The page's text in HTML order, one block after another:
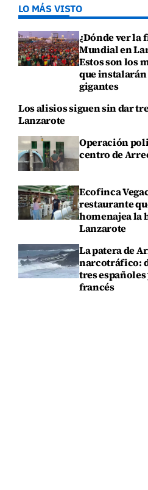
LO MÁS VISTO
¿Dónde ver la
Mundial en
Estos son los
que
gigantes
Los alisios siguen sin dar
Lanzarote
Operación
centro de
Ecofinca
restaurante
homenajea la
Lanzarote
La patera de
narcotráfico:
tres españoles
francés